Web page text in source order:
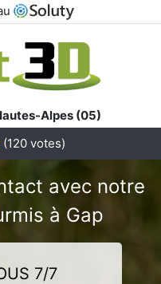
Alpes (05)
(120 votes)
avec notre
à Gap
7/7